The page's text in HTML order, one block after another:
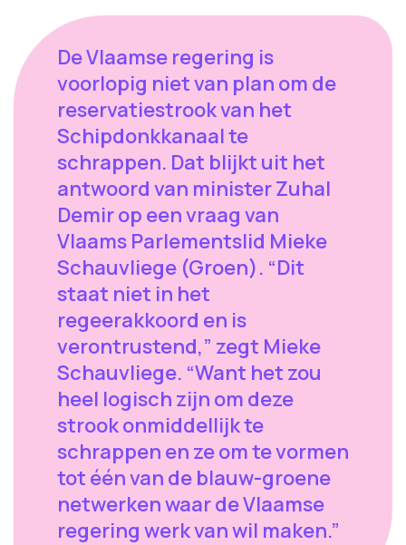
De Vlaamse regering is
voorlopig niet van plan om de
reservatiestrook van het
Schipdonkkanaal te
schrappen. Dat blijkt uit het
antwoord van minister Zuhal
Demir op een vraag van
Vlaams Parlementslid Mieke
Schauvliege (Groen). “Dit
staat niet in het
regeerakkoord en is
verontrustend,” zegt Mieke
Schauvliege. “Want het zou
heel logisch zijn om deze
strook onmiddellijk te
schrappen en ze om te vormen
tot één van de blauw-groene
netwerken waar de Vlaamse
regering werk van wil maken.”